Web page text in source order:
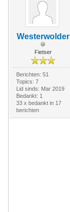
Westerwolder
Fietser
Berichten: 51
Topics: 7
Lid sinds: Mar 2019
Bedankt: 1
33 x bedankt in 17
berichten